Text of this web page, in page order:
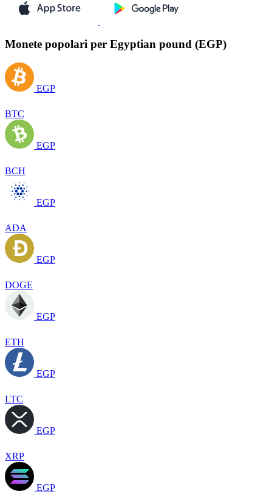
Monete popolari per Egyptian pound (EGP)
EGP
BTC
EGP
BCH
EGP
ADA
EGP
DOGE
EGP
ETH
EGP
LTC
EGP
XRP
EGP